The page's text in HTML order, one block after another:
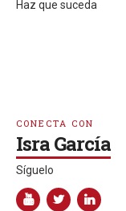
Haz que suceda
CONECTA CON
Isra García
Síguelo